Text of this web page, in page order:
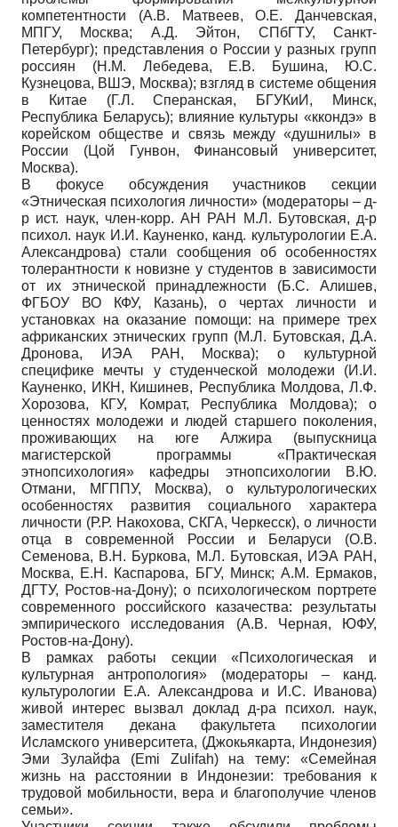
компетентности (А.В. Матвеев, О.Е. Данчевская,
МПГУ, Москва; А.Д. Эйтон, СПбГТУ, Санкт-
Петербург); представления о России у разных групп
россиян (Н.М. Лебедева, Е.В. Бушина, Ю.С.
Кузнецова, ВШЭ, Москва); взгляд в системе общения
в Китае (Г.Л. Сперанская, БГУКиИ, Минск,
Республика Беларусь); влияние культуры «ккондэ» в
корейском обществе и связь между «душнилы» в
России (Цой Гунвон, Финансовый университет,
Москва).
В фокусе обсуждения участников секции
«Этническая психология личности» (модераторы – д-
р ист. наук, член-корр. АН РАН М.Л. Бутовская, д-р
психол. наук И.И. Кауненко, канд. культурологии Е.А.
Александрова) стали сообщения об особенностях
толерантности к новизне у студентов в зависимости
от их этнической принадлежности (Б.С. Алишев,
ФГБОУ ВО КФУ, Казань), о чертах личности и
установках на оказание помощи: на примере трех
африканских этнических групп (М.Л. Бутовская, Д.А.
Дронова, ИЭА РАН, Москва); о культурной
специфике мечты у студенческой молодежи (И.И.
Кауненко, ИКН, Кишинев, Республика Молдова, Л.Ф.
Хорозова, КГУ, Комрат, Республика Молдова); о
ценностях молодежи и людей старшего поколения,
проживающих на юге Алжира (выпускница
магистерской программы «Практическая
этнопсихология» кафедры этнопсихологии В.Ю.
Отмани, МГППУ, Москва), о культурологических
особенностях развития социального характера
личности (Р.Р. Накохова, СКГА, Черкесск), о личности
отца в современной России и Беларуси (О.В.
Семенова, В.Н. Буркова, М.Л. Бутовская, ИЭА РАН,
Москва, Е.Н. Каспарова, БГУ, Минск; А.М. Ермаков,
ДГТУ, Ростов-на-Дону); о психологическом портрете
современного российского казачества: результаты
эмпирического исследования (А.В. Черная, ЮФУ,
Ростов-на-Дону).
В рамках работы секции «Психологическая и
культурная антропология» (модераторы – канд.
культурологии Е.А. Александрова и И.С. Иванова)
живой интерес вызвал доклад д-ра психол. наук,
заместителя декана факультета психологии
Исламского университета, (Джокьякарта, Индонезия)
Эми Зулайфа (Emi Zulifah) на тему: «Семейная
жизнь на расстоянии в Индонезии: требования к
трудовой мобильности, вера и благополучие членов
семьи».